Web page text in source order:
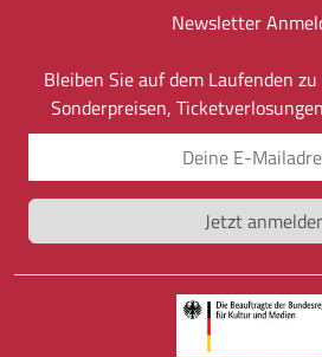
Newsletter
Bleiben Sie auf dem Laufenden
Sonderpreisen,